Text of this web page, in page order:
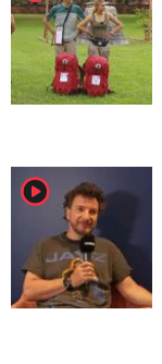
player2